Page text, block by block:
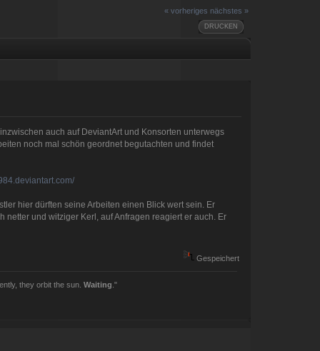
« vorheriges nächstes »
DRUCKEN
auch auf DeviantArt und Konsorten unterwegs
noch mal schön geordnet begutachten und findet
hier dürften seine Arbeiten einen Blick wert sein. Er
und witziger Kerl, auf Anfragen reagiert er auch. Er
Gespeichert
they orbit the sun.Waiting ."